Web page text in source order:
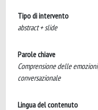
Tipo di intervento
abstract + slide
Parole chiave
Comprensione delle
conversazionale
Lingua del contenuto